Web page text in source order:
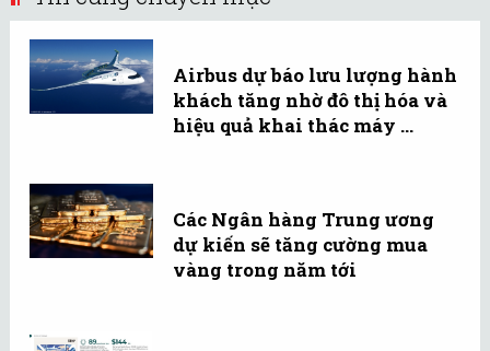
Airbus dự báo lưu lượng hành
khách tăng nhờ đô thị hóa và
hiệu quả khai thác máy ...
Các Ngân hàng Trung ương
dự kiến sẽ tăng cường mua
vàng trong năm tới